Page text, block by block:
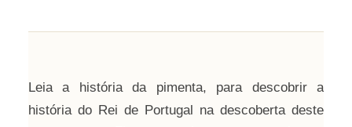
Leia a história da pimenta, para descobrir a
história do Rei de Portugal na descoberta deste